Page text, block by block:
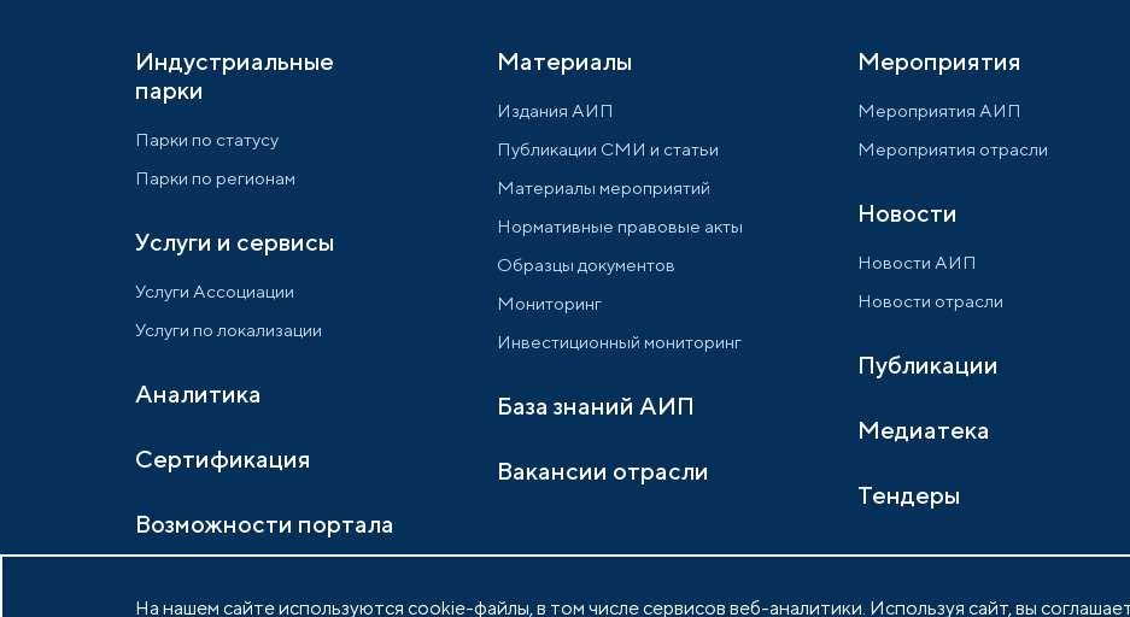
Индустриальные
парки
Парки по статусу
Парки по регионам
Услуги и сервисы
Услуги Ассоциации
Услуги по локализации
Аналитика
Сертификация
Возможности портала
Материалы
Издания АИП
Публикации СМИ и статьи
Материалы мероприятий
Нормативные правовые акты
Образцы документов
Мониторинг
Инвестиционный мониторинг
База знаний АИП
Вакансии отрасли
Мероприятия
Мероприятия АИП
Мероприятия отрасли
Новости
Новости АИП
Новости отрасли
Публикации
Медиатека
Тендеры
На нашем сайте используются cookie-файлы, в том числе сервисов веб-аналитики. Используя сайт, вы